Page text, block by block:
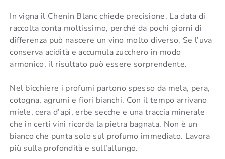
In vigna il Chenin Blanc chiede precisione. La data di
raccolta conta moltissimo, perché da pochi giorni di
differenza può nascere un vino molto diverso. Se l’uva
conserva acidità e accumula zucchero in modo
armonico, il risultato può essere sorprendente.
Nel bicchiere i profumi partono spesso da mela, pera,
cotogna, agrumi e fiori bianchi. Con il tempo arrivano
miele, cera d’api, erbe secche e una traccia minerale
che in certi vini ricorda la pietra bagnata. Non è un
bianco che punta solo sul profumo immediato. Lavora
più sulla profondità e sull’allungo.